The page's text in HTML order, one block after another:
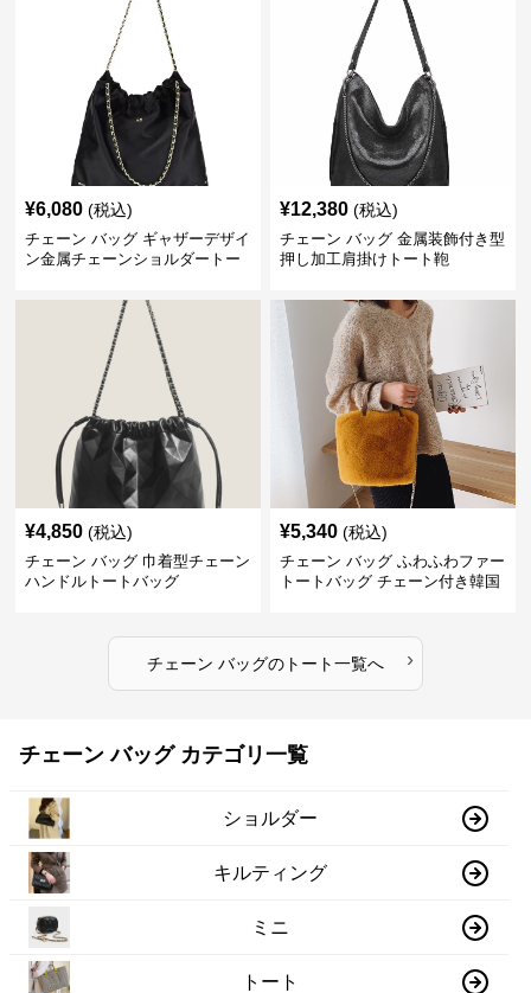
¥6,080 (税込)
チェーン バッグ ギャザーデザイ
ン金属チェーンショルダートー
¥12,380 (税込)
チェーン バッグ 金属装飾付き型
押し加工肩掛けトート鞄
¥4,850 (税込)
チェーン バッグ 巾着型チェーン
ハンドルトートバッグ
¥5,340 (税込)
チェーン バッグ ふわふわファー
トートバッグ チェーン付き韓国
チェーン バッグのトート一覧へ ›
チェーン バッグ カテゴリ一覧
ショルダー
キルティング
ミニ
トート